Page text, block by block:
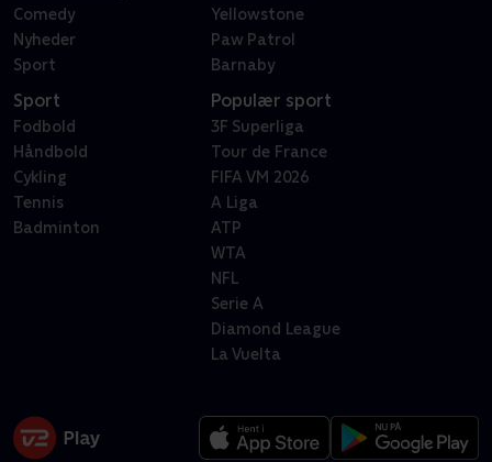
Comedy
Nyheder
Sport
Yellowstone
Paw Patrol
Barnaby
Sport
Fodbold
Håndbold
Cykling
Tennis
Badminton
Populær sport
3F Superliga
Tour de France
FIFA VM 2026
A Liga
ATP
WTA
NFL
Serie A
Diamond League
La Vuelta